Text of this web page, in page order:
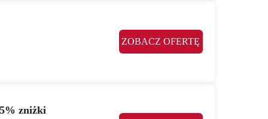
ZOBACZ OFERTĘ
zniżki